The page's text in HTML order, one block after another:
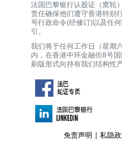
法国巴黎银行认股证（窝轮
责任确保他们遵守香港特别
号行政命令(经修订)以及任
引。
我们将于任何工作日（星期
内，在香港中环金融街8号
刷版形式向持有我们结构性
免责声明 私隐